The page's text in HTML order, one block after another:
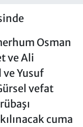
Osman
ve Ali
ve Yusuf
vefat
cuma